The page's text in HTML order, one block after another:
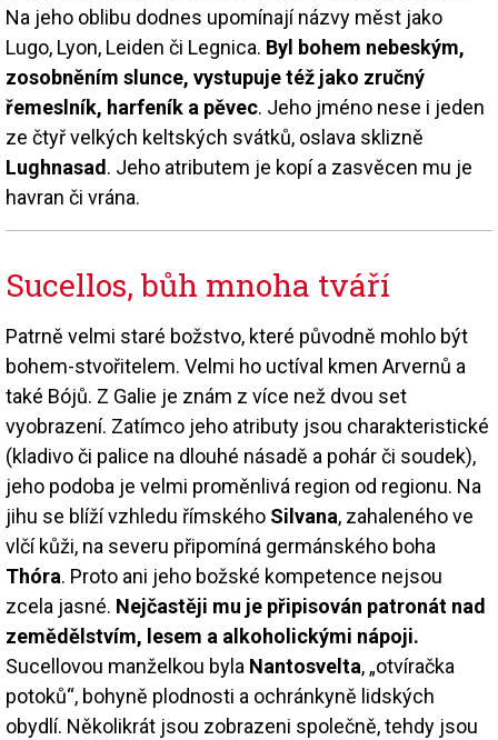
Na jeho oblibu dodnes upomínají názvy měst jako
Lugo, Lyon, Leiden či Legnica. Byl bohem nebeským,
zosobněním slunce, vystupuje též jako zručný
řemeslník, harfeník a pěvec. Jeho jméno nese i jeden
ze čtyř velkých keltských svátků, oslava sklizně
Lughnasad. Jeho atributem je kopí a zasvěcen mu je
havran či vrána.
Sucellos, bůh mnoha tváří
Patrně velmi staré božstvo, které původně mohlo být
bohem-stvořitelem. Velmi ho uctíval kmen Arvernů a
také Bójů. Z Galie je znám z více než dvou set
vyobrazení. Zatímco jeho atributy jsou charakteristické
(kladivo či palice na dlouhé násadě a pohár či soudek),
jeho podoba je velmi proměnlivá region od regionu. Na
jihu se blíží vzhledu římského Silvana, zahaleného ve
vlčí kůži, na severu připomíná germánského boha
Thóra. Proto ani jeho božské kompetence nejsou
zcela jasné. Nejčastěji mu je připisován patronát nad
zemědělstvím, lesem a alkoholickými nápoji.
Sucellovou manželkou byla Nantosvelta, „otvíračka
potoků“, bohyně plodnosti a ochránkyně lidských
obydlí. Několikrát jsou zobrazeni společně, tehdy jsou